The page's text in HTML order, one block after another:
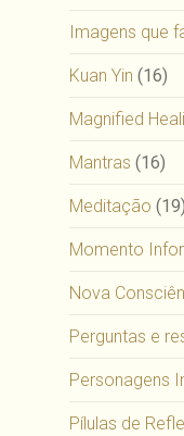
Imagens que
Kuan Yin (16)
Magnified
Mantras (16)
Meditação (19)
Momento
Nova
Perguntas e
Personagens
Pílulas de